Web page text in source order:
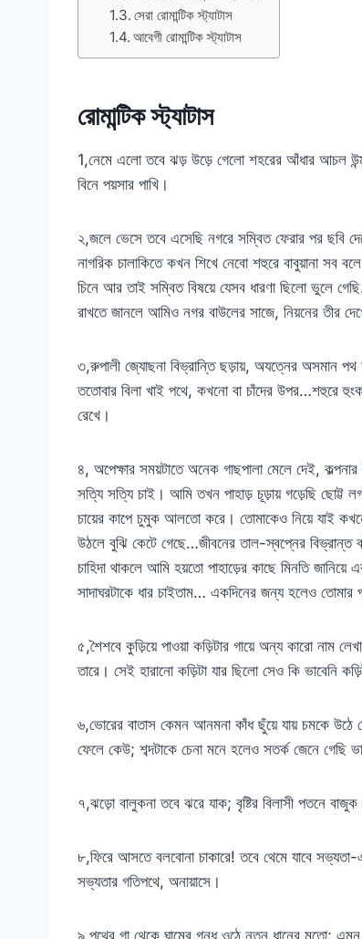
সেরা রোমান্টিক স্ট্যাটাস
আবেগী রোমান্টিক স্ট্যাটাস
রোমান্টিক স্ট্যাটাস
1,নেমে এলো তবে ঝড় উড়ে গেলো শহরের আঁধার আচল
বিনে পয়সার পাখি।
২,জলে ভেসে তবে এসেছি নগরে সম্বিত ফেরার পর ছবি
নাগরিক চালাকিতে কখন শিখে নেবো শহুরে বাবুয়ানা সব
চিনে আর তাই সম্বিত বিষয়ে যেসব ধারণা ছিলো ভুলে
রাখতে জানলে আমিও নগর বাউলের সাজে, নিয়নের তীর
৩,রুপালী জ্যোছনা বিভ্রান্তি ছড়ায়, অযত্নের অসমান পথ
ততোবার বিলা খাই পথে, কখনো বা চাঁদের উপর…শহুরে
রেখে।
৪, অপেক্ষার সময়টাতে অনেক গাছপালা মেলে দেই,
সত্যি সত্যি চাই। আমি তখন পাহাড় চূড়ায় গড়েছি ছোট্ট
চায়ের কাপে চুমুক আলতো করে। তোমাকেও নিয়ে যাই
উঠলে বুঝি কেটে গেছে…জীবনের তাল-স্বপ্নের
চাহিদা থাকলে আমি হয়তো পাহাড়ের কাছে মিনতি
সাদাঘরটাকে ধার চাইতাম… একদিনের জন্য হলেও তোমার
৫,শৈশবে কুড়িয়ে পাওয়া কড়িটার গায়ে অন্য কারো নাম
তারে। সেই হারানো কড়িটা যার ছিলো সেও কি ভাবেনি
৬,ভোরের বাতাস কেমন আনমনা কাঁধ ছুঁয়ে যায় চমকে উঠে
ফেলে কেউ; শব্দটাকে চেনা মনে হলেও সতর্ক জেনে গেছি
৭,ঝড়ো বালুকনা তবে ঝরে যাক; বৃষ্টির বিলাসী পতনে
৮,ফিরে আসতে বলবোনা চাকারে! তবে থেমে যাবে সভ্যতা-
সভ্যতার গতিপথে, অনায়াসে।